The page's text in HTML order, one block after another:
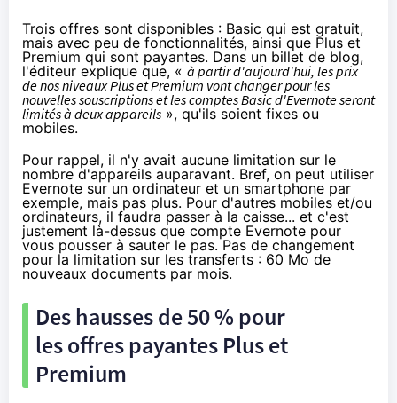
Trois offres sont disponibles : Basic qui est gratuit,
mais avec peu de fonctionnalités, ainsi que Plus et
Premium qui sont payantes. Dans un billet de blog,
l'éditeur explique que, « à partir d'aujourd'hui, les prix
de nos niveaux Plus et Premium vont changer pour les
nouvelles souscriptions et les comptes Basic d'Evernote seront
limités à deux appareils », qu'ils soient fixes ou
mobiles.
Pour rappel, il n'y avait aucune limitation sur le
nombre d'appareils auparavant. Bref, on peut utiliser
Evernote sur un ordinateur et un smartphone par
exemple, mais pas plus. Pour d'autres mobiles et/ou
ordinateurs, il faudra passer à la caisse... et c'est
justement là-dessus que compte Evernote pour
vous pousser à sauter le pas. Pas de changement
pour la limitation sur les transferts : 60 Mo de
nouveaux documents par mois.
Des hausses de 50 % pour
les offres payantes Plus et
Premium